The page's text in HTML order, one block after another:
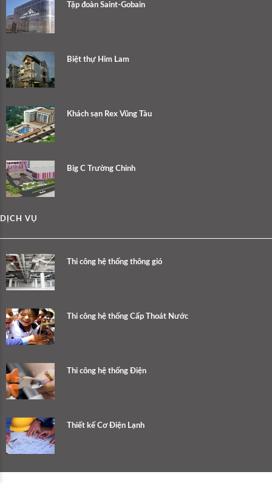
Tập đoàn Saint-Gobain
Biệt thự Him Lam
Khách sạn Rex Vũng Tàu
Big C Trường Chinh
DỊCH VỤ
Thi công hệ thống thông gió
Thi công hệ thống Cấp Thoát Nước
Thi công hệ thống Điện
Thiết kế Cơ Điện Lạnh